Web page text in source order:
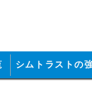
シムトラストの